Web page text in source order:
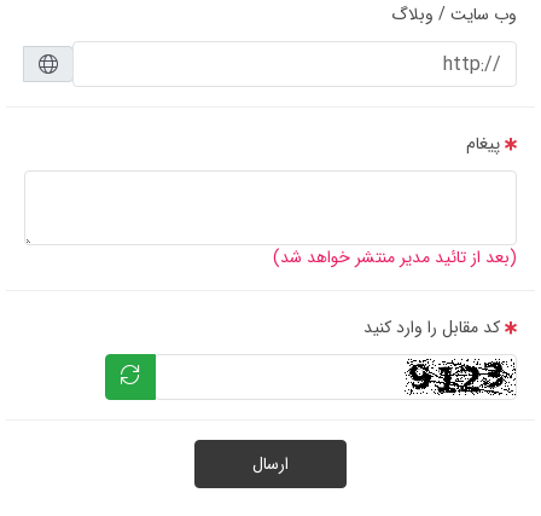
وب سایت / وبلاگ
پیغام
(بعد از تائید مدیر منتشر خواهد شد)
کد مقابل را وارد کنید
ارسال